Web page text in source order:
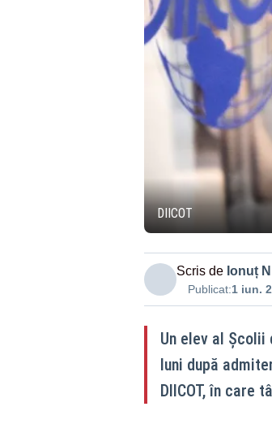
DIICOT
Scris de Ionuț
Publicat:1 iun.
Un elev al
luni după
DIICOT, în care